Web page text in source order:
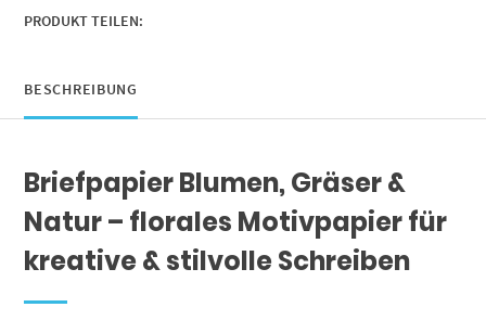
Romantik,
bedruckt
Menge
PRODUKT TEILEN:
BESCHREIBUNG
Briefpapier Blumen, Gräser &
Natur – florales Motivpapier für
kreative & stilvolle Schreiben